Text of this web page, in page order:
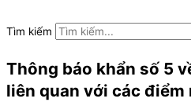
Tìm kiếm
Thông báo khẩn số 5
liên quan với các điểm